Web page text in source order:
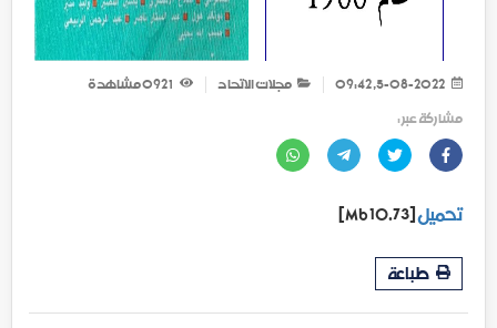
مجلات الاتحاد
مشاهدة
مشاركة عبر :
تحميل[10.73 Mb]
طباعة